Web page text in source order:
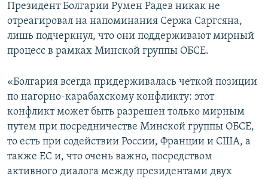
Президент Болгарии Румен Радев никак не
отреагировал на напоминания Сержа Саргсяна,
лишь подчеркнул, что они поддерживают мирный
процесс в рамках Минской группы ОБСЕ.
«Болгария всегда придерживалась четкой позиции
по нагорно-карабахскому конфликту: этот
конфликт может быть разрешен только мирным
путем при посредничестве Минской группы ОБСЕ,
то есть при содействии России, Франции и США, а
также ЕС и, что очень важно, посредством
активного диалога между президентами двух